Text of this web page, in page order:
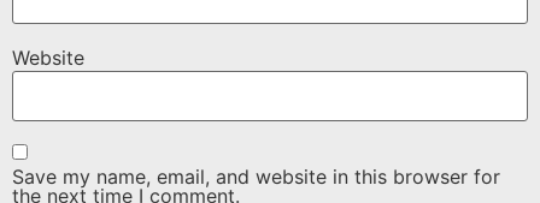
Website
Save my name, email, and website in this browser for
the next time I comment.